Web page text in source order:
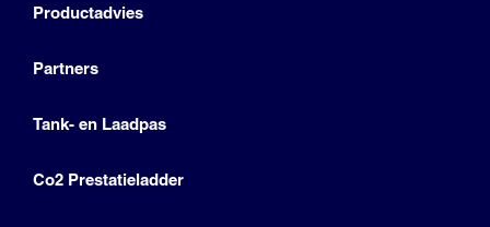
Productadvies
Partners
Tank- en Laadpas
Co2 Prestatieladder